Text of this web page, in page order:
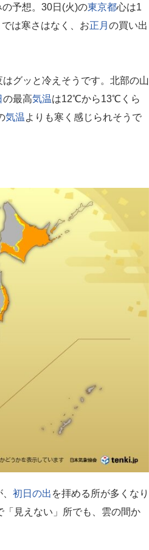
予想。30日(火)の東京都心は1
は寒さはなく、お正月 の買い出
グッと冷えそうです。北部の山
の最高気温は12℃から13℃くら
気温よりも寒く感じられそうで
初日の出 を拝める所が多くなり
「見えない」所でも、雲の間か